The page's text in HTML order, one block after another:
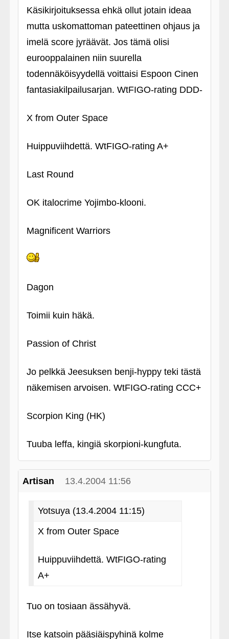
Käsikirjoituksessa ehkä ollut jotain ideaa
mutta uskomattoman pateettinen ohjaus ja
imelä score jyräävät. Jos tämä olisi
eurooppalainen niin suurella
todennäköisyydellä voittaisi Espoon Cinen
fantasiakilpailusarjan. WtFIGO-rating DDD-
X from Outer Space
Huippuviihdettä. WtFIGO-rating A+
Last Round
OK italocrime Yojimbo-klooni.
Magnificent Warriors
Dagon
Toimii kuin häkä.
Passion of Christ
Jo pelkkä Jeesuksen benji-hyppy teki tästä
näkemisen arvoisen. WtFIGO-rating CCC+
Scorpion King (HK)
Tuuba leffa, kingiä skorpioni-kungfuta.
Artisan 13.4.2004 11:56
Yotsuya (13.4.2004 11:15)
X from Outer Space
Huippuviihdettä. WtFIGO-rating
A+
Tuo on tosiaan ässähyvä.
Itse katsoin pääsiäispyhinä kolme